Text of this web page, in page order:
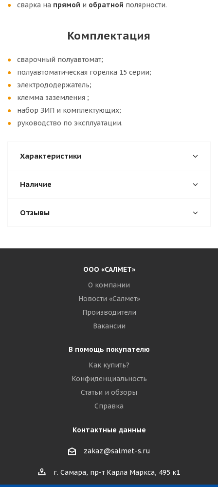
сварка на прямой и обратной полярности.
Комплектация
сварочный полуавтомат;
полуавтоматическая горелка 15 серии;
электрододержатель;
клемма заземления ;
набор ЗИП и комплектующих;
руководство по эксплуатации.
Характеристики
Наличие
Отзывы
ООО «САЛМЕТ»
О компании
Новости «Салмет»
Производители
Вакансии
В помощь покупателю
Как купить?
Конфиденциальность
Статьи и обзоры
Справка
Контактные данные
zakaz@salmet-s.ru
г. Самара, пр-т Карла Маркса, 495 к1